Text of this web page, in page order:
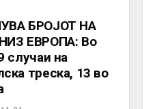
БРОЈОТ НА
ЕВРОПА: Во
случаи на
треска, 13 во